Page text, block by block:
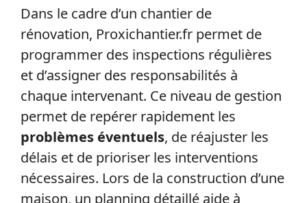
Dans le cadre d’un chantier de
rénovation, Proxichantier.fr permet de
programmer des inspections régulières
et d’assigner des responsabilités à
chaque intervenant. Ce niveau de gestion
permet de repérer rapidement les
problèmes éventuels, de réajuster les
délais et de prioriser les interventions
nécessaires. Lors de la construction d’une
maison, un planning détaillé aide à